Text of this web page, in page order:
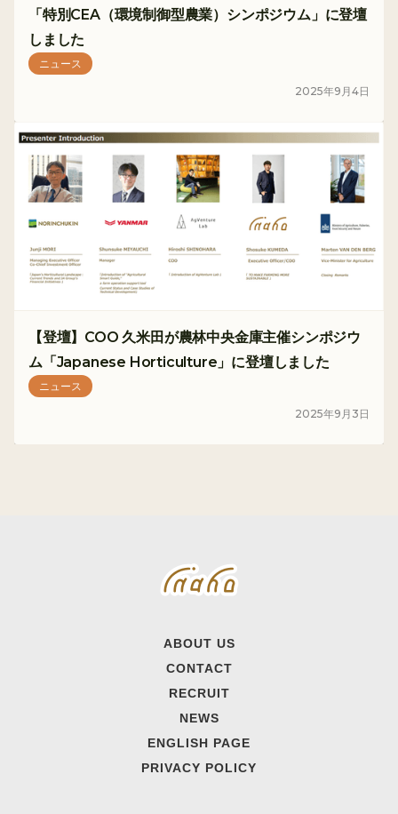
「特別CEA（環境制御型農業）シンポジウム」に登壇
しました
ニュース
2025年9 月4日
【登壇】COO 久米田が農林中央金庫主催シンポジウ
ム「Japanese Horticulture」に登壇しました
ニュース
2025年9 月 3 日
ABOUT US
CONTACT
RECRUIT
NEWS
ENGLISH PAGE
PRIVACY POLICY